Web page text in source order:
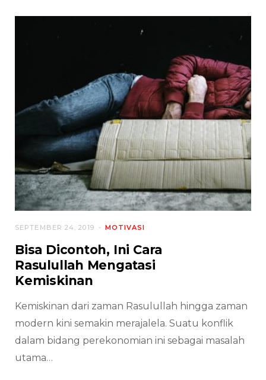
MOTIVASI
SEPTEMBER 24, 2019
Bisa Dicontoh, Ini Cara
Rasulullah Mengatasi
Kemiskinan
Kemiskinan dari zaman Rasulullah hingga zaman
modern kini semakin merajalela. Suatu konflik
dalam bidang perekonomian ini sebagai masalah
utama…